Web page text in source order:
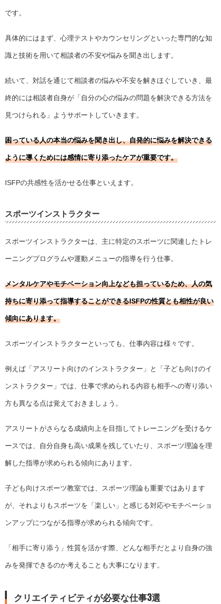
です。
具体的にはまず、心理テストやカウンセリングといった専門的な知
識と技術を用いて相談者の不安や悩みを聞き出します。
続いて、対話を通じて相談者の悩みや不安を解きほぐしていき、最
終的には相談者自身が「自分の心の悩みの問題を解決できる方法を
見つけられる」ようサポートしていきます。
困っている人の本当の悩みを聞き出し、自発的に悩みを解決できる
ように導くためには感情に寄り添ったケアが重要です。
ISFPの共感性を活かせる仕事といえます。
スポーツインストラクター
スポーツインストラクターは、主に特定のスポーツに関連したトレ
ーニングプログラムや運動メニューの指導を行う仕事。
メンタルケアやモチベーション向上なども担っているため、人の気
持ちに寄り添って指導することができるISFPの性質とも相性が良い
傾向にあります。
スポーツインストラクターといっても、仕事内容は様々です。
例えば「アスリート向けのインストラクター」と「子ども向けのイ
ンストラクター」では、仕事で求められる内容も相手への寄り添い
方も異なる点は覚えておきましょう。
アスリートがさらなる成績向上を目指してトレーニングを受けるケ
ースでは、自分自身も高い成果を残していたり、スポーツ理論を理
解した指導が求められる傾向にあります。
子ども向けスポーツ教室では、スポーツ理論も重要ではあります
が、それよりもスポーツを「楽しい」と感じる対応やモチベーショ
ンアップにつながる指導が求められる傾向です。
「相手に寄り添う」性質を活かす際、どんな相手だとより自身の強
みを発揮できるのか考えることも大事になります。
クリエイティビティが必要な仕事3選